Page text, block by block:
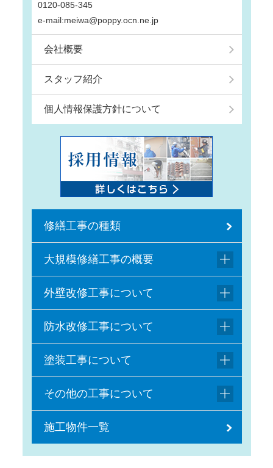
0120-085-345
e-mail:meiwa@poppy.ocn.ne.jp
会社概要
スタッフ紹介
個人情報保護方針について
修繕工事の種類
大規模修繕工事の概要
外壁改修工事について
防水改修工事について
塗装工事について
その他の工事について
施工物件一覧